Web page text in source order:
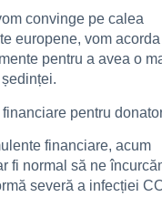
convinge pe calea
europene, vom
pentru a avea o
pentru
financiare, acum
fi normal să ne
severă a infecției